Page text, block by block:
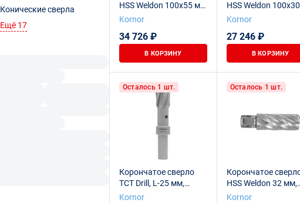
Конические сверла
Ещё 17
HSS Weldon 100х55 мм
Kornor
Kornor
34 726 ₽
В КОРЗИНУ
HSS Weldon
Kornor
Kornor
27 246 ₽
В КОРЗИНУ
Осталось 1 шт.
Корончатое сверло
TCT Drill, L-25 мм,
100x25 мм Kornor
Kornor
Осталось 1 шт.
Корончатое
HSS Weldon 32 мм,
100х80 мм Kornor
Kornor